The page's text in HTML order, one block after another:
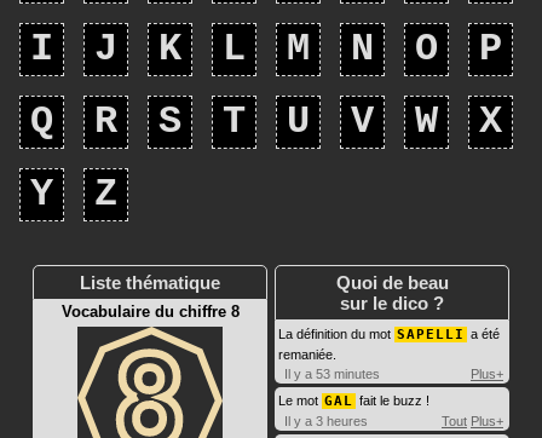
I
J K L M N O
P
Q
R S T U V W
X
Y
Z
Liste thématique
Vocabulaire du chiffre 8
Quoi de beau
sur le dico ?
La définition du mot SAPELLI a été
remaniée.
Il y a 53 minutes
Plus+
Le mot GAL fait le buzz !
Il y a 3 heures
Tout Plus+